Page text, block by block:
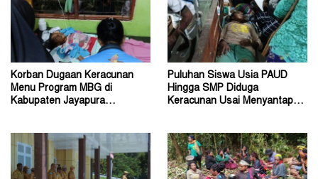
Korban Dugaan Keracunan
Menu Program MBG di
Kabupaten Jayapura
Puluhan Siswa Usia PAUD
Hingga SMP Diduga
Keracunan Usai Menyantap